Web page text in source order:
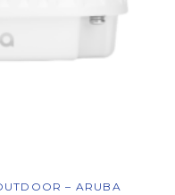
– ARUBA